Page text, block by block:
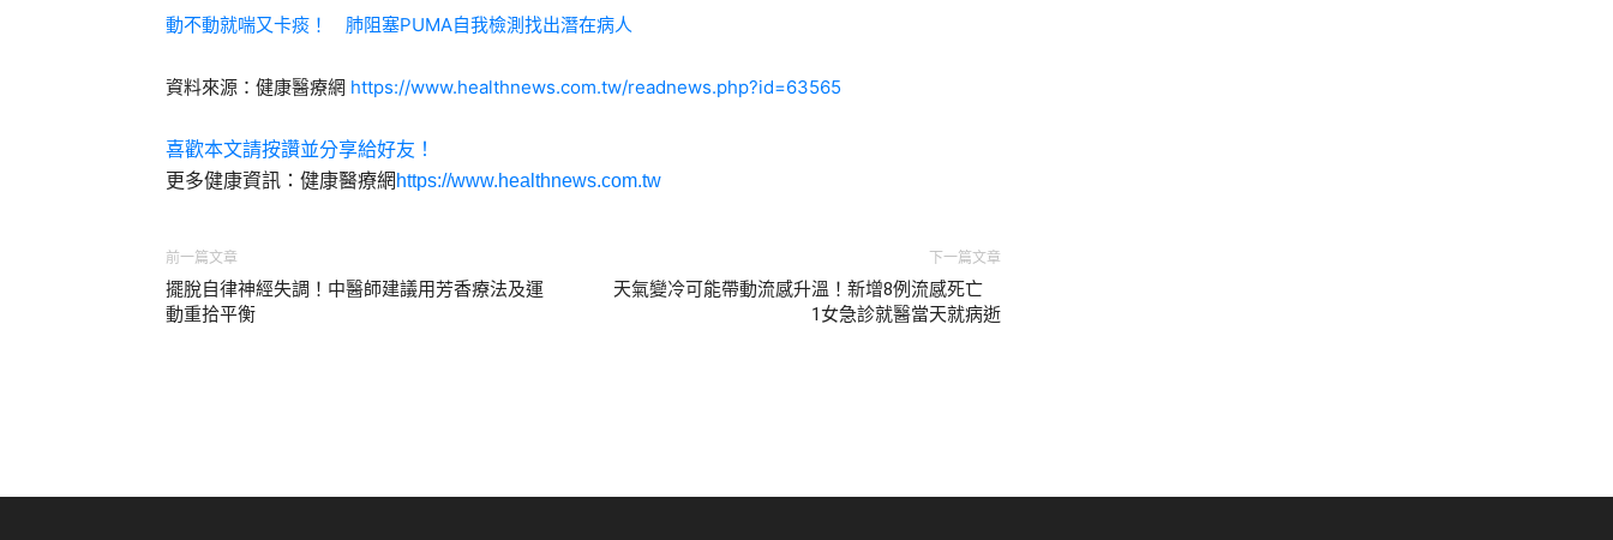
動不動就喘又卡痰！ 肺阻塞PUMA自我檢測找出潛在病人
資料來源：健康醫療網 https://www.healthnews.com.tw/readnews.php?id=63565
喜歡本文請按讚並分享給好友！
更多健康資訊：健康醫療網 https://www.healthnews.com.tw
前一篇文章
擺脫自律神經失調！中醫師建議用芳香療法及運
動重拾平衡
下一篇文章
天氣變冷可能帶動流感升溫！新增8例流感死亡
1女急診就醫當天就病逝